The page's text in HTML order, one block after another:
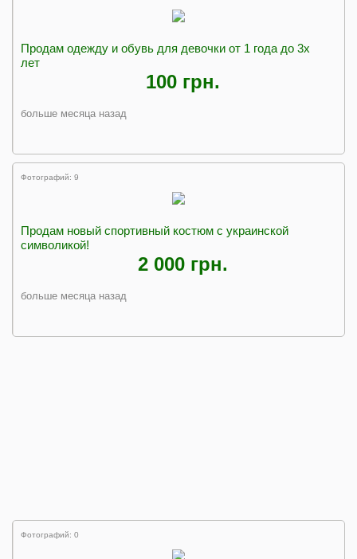
Продам одежду и обувь для девочки от 1 года до 3х
лет
100 грн.
больше месяца назад
Фотографий: 9
Продам новый спортивный костюм с украинской
символикой!
2 000 грн.
больше месяца назад
Фотографий: 0